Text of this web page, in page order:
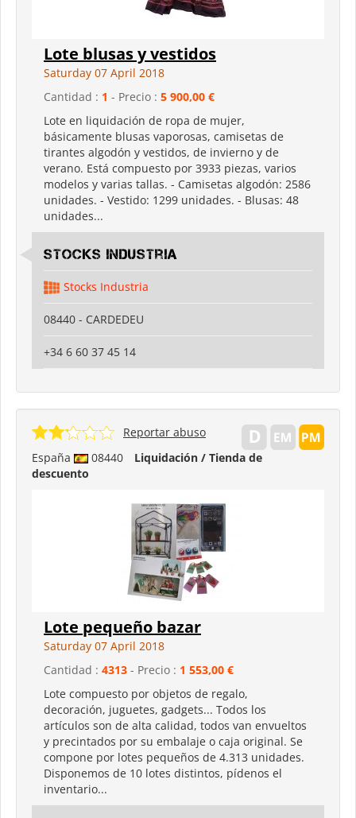
Lote blusas y vestidos
Saturday 07 April 2018
Cantidad : 1 - Precio : 5 900,00 €
Lote en liquidación de ropa de mujer,
básicamente blusas vaporosas, camisetas de
tirantes algodón y vestidos, de invierno y de
verano. Está compuesto por 3933 piezas, varios
modelos y varias tallas. - Camisetas algodón: 2586
unidades. - Vestido: 1299 unidades. - Blusas: 48
unidades...
Stocks Industria
Stocks Industria
08440 - CARDEDEU
+34 6 60 37 45 14
España 08440
Liquidación / Tienda de
descuento
Reportar abuso
Lote pequeño bazar
Saturday 07 April 2018
Cantidad : 4313 - Precio : 1 553,00 €
Lote compuesto por objetos de regalo,
decoración, juguetes, gadgets... Todos los
artículos son de alta calidad, todos van envueltos
y precintados por su embalaje o caja original. Se
compone por lotes pequeños de 4.313 unidades.
Disponemos de 10 lotes distintos, pídenos el
inventario...